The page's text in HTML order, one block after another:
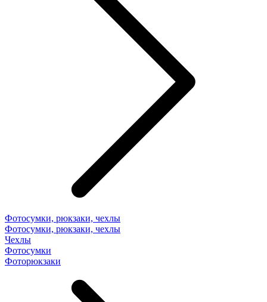
Фотосумки, рюкзаки, чехлы
Фотосумки, рюкзаки, чехлы
Чехлы
Фотосумки
Фоторюкзаки